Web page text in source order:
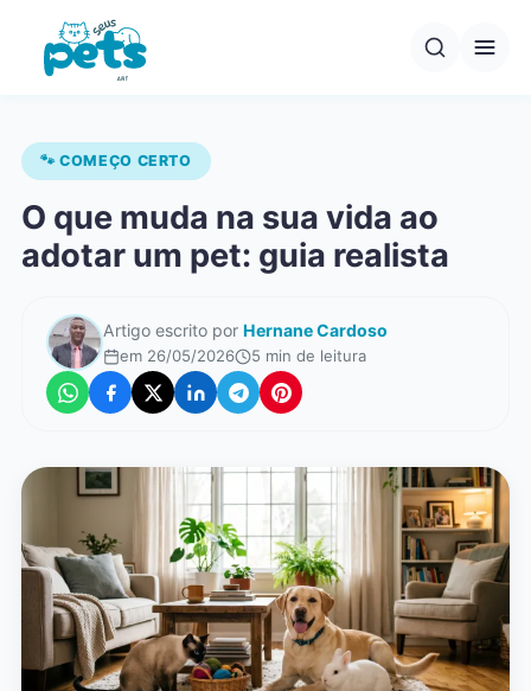
🐾 COMEÇO CERTO
O que muda na sua vida ao
adotar um pet: guia realista
Artigo escrito por Hernane Cardoso
em 26/05/2026 5 min de leitura